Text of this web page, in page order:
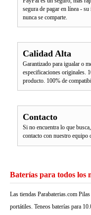
segura de pagar en línea -
nunca se comparte.
Calidad Alta
Garantizado para igualar o
especificaciones originales.
producto. 100% de
Contacto
Si no encuentra lo que
contacto con nuestro equipo
Baterías para todos los
Las tiendas Parabaterias.com
portátiles. Teneos baterías para